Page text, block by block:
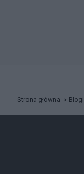
Strona główna Blogi